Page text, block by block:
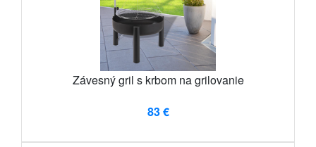
Závesný gril s krbom na grilovanie
83 €